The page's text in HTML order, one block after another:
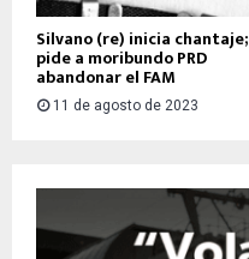
Silvano (re) inicia chantaje;
pide a moribundo PRD
abandonar el FAM
11 de agosto de 2023